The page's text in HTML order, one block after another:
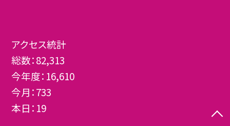
アクセス統計
総数：82,313
今年度： 16,610
今月：733
本日： 19